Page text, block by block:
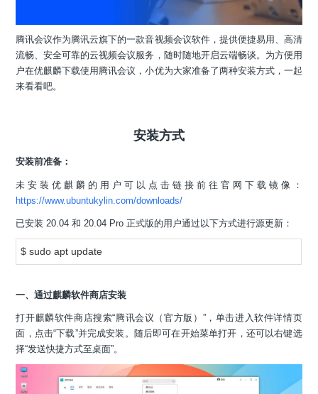
腾讯会议作为腾讯云旗下的一款音视频会议软件，提供便捷易用、高清
流畅、安全可靠的云视频会议服务，随时随地开启云端畅谈。为方便用
户在优麒麟下载使用腾讯会议，小优为大家准备了两种安装方式，一起
来看看吧。
安装方式
安装前准备：
未安装优麒麟的用户可以点击链接前往官网下载镜像：
https://www.ubuntukylin.com/downloads/
已安装 20.04 和 20.04 Pro 正式版的用户通过以下方式进行源更新：
$ sudo apt update
一、通过麒麟软件商店安装
打开麒麟软件商店搜索“腾讯会议（官方版）”，单击进入软件详情页
面，点击“下载”并完成安装。随后即可在开始菜单打开，还可以右键选
择“发送快捷方式至桌面”。